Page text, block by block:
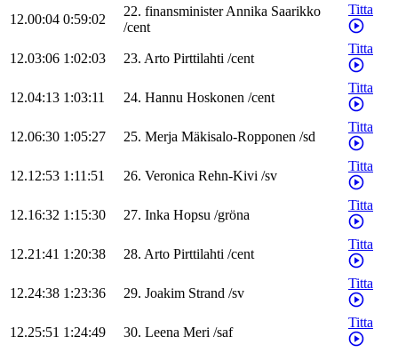
12.00:04 0:59:02
22. finansministerAnnika Saarikko
/cent
Titta
12.03:06 1:02:03 23. Arto Pirttilahti /cent
Titta
12.04:13 1:03:11 24. Hannu Hoskonen /cent
Titta
12.06:30 1:05:27 25. Merja Mäkisalo-Ropponen /sd
Titta
12.12:53 1:11:51 26. Veronica Rehn-Kivi /sv
Titta
12.16:32 1:15:30 27. Inka Hopsu /gröna
Titta
12.21:41 1:20:38 28. Arto Pirttilahti /cent
Titta
12.24:38 1:23:36 29. Joakim Strand /sv
Titta
12.25:51 1:24:49 30. Leena Meri /saf
Titta